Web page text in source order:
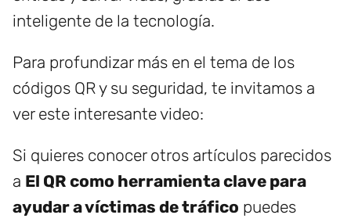
inteligente de la tecnología.
Para profundizar más en el tema de los
códigos QR y su seguridad, te invitamos a
ver este interesante video:
Si quieres conocer otros artículos parecidos
a El QR como herramienta clave para
ayudar a víctimas de tráfico puedes